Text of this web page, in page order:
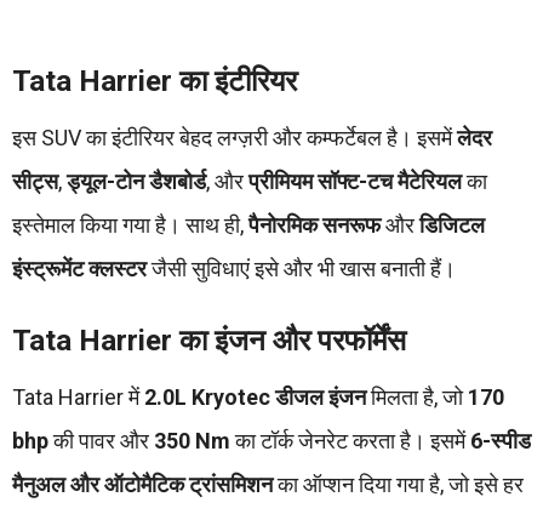
Tata Harrier का इंटीरियर
इस SUV का इंटीरियर बेहद लग्ज़री और कम्फर्टेबल है। इसमेंलेदर
सीट्स,ड्यूल-टोन डैशबोर्ड, औरप्रीमियम सॉफ्ट-टच मैटेरियलका
इस्तेमाल किया गया है। साथ ही,पैनोरमिक सनरूफऔरडिजिटल
इंस्ट्रूमेंट क्लस्टरजैसी सुविधाएं इसे और भी खास बनाती हैं।
Tata Harrier का इंजन और परफॉर्मेंस
Tata Harrier में2.0L Kryotec डीजल इंजनमिलता है, जो170
bhpकी पावर और 350 Nmका टॉर्क जेनरेट करता है। इसमें6-स्पीड
मैनुअल और ऑटोमैटिक ट्रांसमिशनका ऑप्शन दिया गया है, जो इसे हर